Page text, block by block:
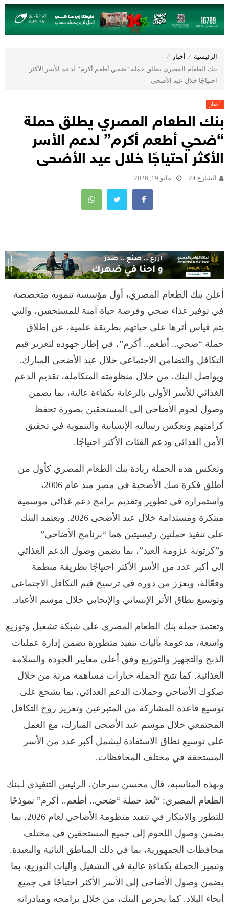
الرئيسية ⁄ أخبار ⁄
بنك الطعام المصري يطلق حملة “ضحي أطعم أكرم” لدعم الأسر الأكثر
احتياجًا خلال عيد الأضحى
أخبار
بنك الطعام المصري يطلق حملة
“ضحي أطعم أكرم” لدعم الأسر
الأكثر احتياجًا خلال عيد الأضحى
الشارع 24 مايو 19, 2026
أعلن بنك الطعام المصري، أول مؤسسة تنموية متخصصة
في توفير غذاء صحي وفرصة حياة آمنة للمستحقين، والتي
يتم قياس أثرها على حياتهم بطريقة علمية، عن إطلاق
حملة “ضحي.. أطعم.. أكرم”، في إطار جهوده لتعزيز قيم
التكافل والتضامن الاجتماعي خلال عيد الأضحى المبارك.
ويواصل البنك، من خلال منظومته المتكاملة، تقديم الدعم
الغذائي للأسر الأولى بالرعاية بكفاءة عالية، بما يضمن
وصول لحوم الأضاحي إلى المستحقين بصورة تحفظ
كرامتهم وتعكس رسالته الإنسانية والتنموية في تحقيق
الأمن الغذائي ودعم الفئات الأكثر احتياجًا.
وتعكس هذه الحملة ريادة بنك الطعام المصري كأول من
أطلق فكرة صك الأضحية في مصر منذ عام 2006،
واستمراره في تطوير وتقديم برامج دعم غذائي موسمية
مبتكرة ومستدامة خلال عيد الأضحى 2026. ويعتمد البنك
على تنفيذ حملتين رئيسيتين هما “برنامج الأضاحي”
و”كرتونة عزومة العيد”، بما يضمن وصول الدعم الغذائي
إلى أكبر عدد من الأسر الأكثر احتياجًا بطريقة منظمة
وفعّالة، ويعزز من دوره في ترسيخ قيم التكافل الاجتماعي
وتوسيع نطاق الأثر الإنساني والإيجابي خلال موسم الأعياد.
وتعتمد حملة بنك الطعام المصري على شبكة تشغيل وتوزيع
واسعة، مدعومة بآليات تنفيذ متطورة تضمن إدارة عمليات
الذبح والتجهيز والتوزيع وفق أعلى معايير الجودة والسلامة
الغذائية. كما تتيح الحملة خيارات مساهمة مرنة من خلال
صكوك الأضاحي وحملات الدعم الغذائي، بما يشجع على
توسيع قاعدة المشاركة من المتبرعين وتعزيز روح التكافل
المجتمعي خلال موسم عيد الأضحى المبارك، مع العمل
على توسيع نطاق الاستفادة ليشمل أكبر عدد من الأسر
المستحقة في مختلف المحافظات.
وبهذه المناسبة، قال محسن سرحان، الرئيس التنفيذي لـبنك
الطعام المصري: “تُعد حملة “ضحي.. أطعم.. أكرم” نموذجًا
للتطور والابتكار في تنفيذ منظومة الأضاحي لعام 2026، بما
يضمن وصول اللحوم إلى جميع المستحقين في مختلف
محافظات الجمهورية، بما في ذلك المناطق النائية والبعيدة.
وتتميز الحملة بكفاءة عالية في التشغيل وآليات التوزيع، بما
يضمن وصول الأضاحي إلى الأسر الأكثر احتياجًا في جميع
أنحاء البلاد. كما يحرص البنك، من خلال برامجه ومبادراته